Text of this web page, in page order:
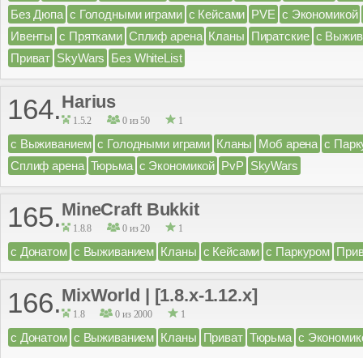
Без Дюпа с Голодными играми с Кейсами PVE с Экономикой
Ивенты с Прятками Сплиф арена Кланы Пиратские с
Приват SkyWars Без WhiteList
164.Harius
1.5.2 0 из 50 1
с Выживанием с Голодными играми Кланы Моб арена с
Сплиф арена Тюрьма с Экономикой PvP SkyWars
165.MineCraft Bukkit
1.8.8 0 из 20 1
с Донатом с Выживанием Кланы с Кейсами с Паркуром
166.MixWorld | [1.8.x-1.12.x]
1.8 0 из 2000 1
с Донатом с Выживанием Кланы Приват Тюрьма с